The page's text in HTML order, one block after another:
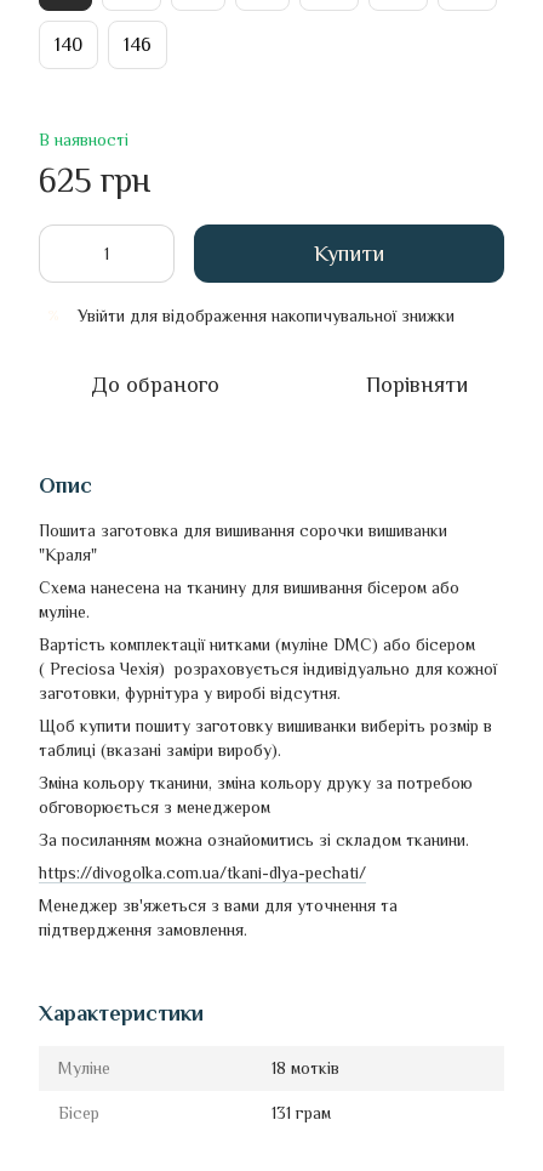
140 146
В наявності
625 грн
Купити
Увійти для відображення накопичувальної знижки
До обраного Порівняти
Опис
Пошита заготовка для вишивання сорочки вишиванки
"Краля"
Схема нанесена на тканину для вишивання бісером або
муліне.
Вартість комплектації нитками (муліне DMC) або бісером
( Preciosa Чехія) розраховується індивідуально для кожної
заготовки, фурнітура у виробі відсутня.
Щоб купити пошиту заготовку вишиванки виберіть розмір в
таблиці (вказані заміри виробу).
Зміна кольору тканини, зміна кольору друку за потребою
обговорюється з менеджером
За посиланням можна ознайомитись зі складом тканини.
https://divogolka.com.ua/tkani-dlya-pechati/
Менеджер зв'яжеться з вами для уточнення та
підтвердження замовлення.
Характеристики
Муліне 18 мотків
Бісер 131 грам